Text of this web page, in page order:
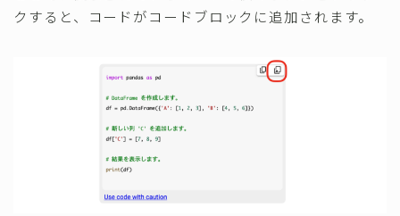
クすると、コードがコードブロックに追加されます。